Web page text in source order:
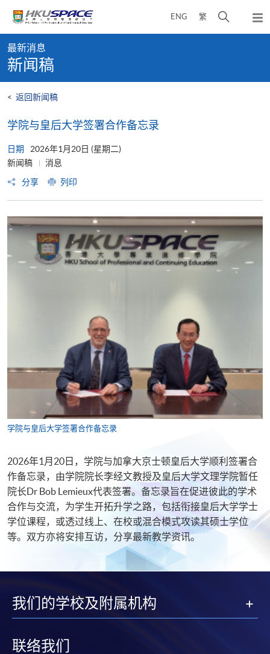
content
ENG 繁
开
弹
出
content
start
最新消息
新闻稿
< 返回新闻稿
学院与皇后大学签署合作备忘录
日期
2026年1月20日 (星期二)
新闻稿
消息
分享
列印
学院与皇后大学签署合作备忘录
2026年1月20日，学院与加拿大京士顿皇后大学顺利签署合
作备忘录，由学院院长李经文教授及皇后大学文理学院暂任
院长Dr Bob Lemieux代表签署。备忘录旨在促进彼此的学术
合作与交流，为学生开拓升学之路，包括衔接皇后大学学士
学位课程，或透过线上、在校或混合模式攻读其硕士学位
等。双方亦将安排互访，分享最新教学资讯。
我们的学校及附属机构
联络我们